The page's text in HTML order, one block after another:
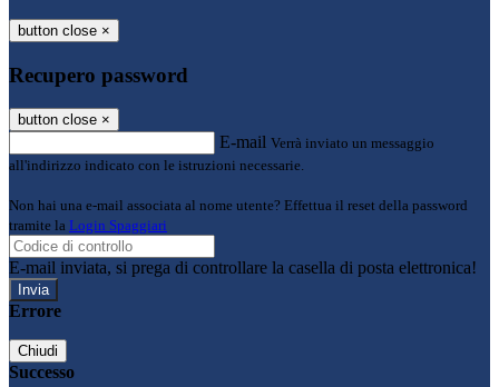
button close ×
Recupero password
button close ×
E-mail Verrà inviato un messaggio
all'indirizzo indicato con le istruzioni necessarie.
Non hai una e-mail associata al nome utente? Effettua il reset della password
tramite la Login Spaggiari
E-mail inviata, si prega di controllare la casella di posta elettronica!
Errore
Chiudi
Successo